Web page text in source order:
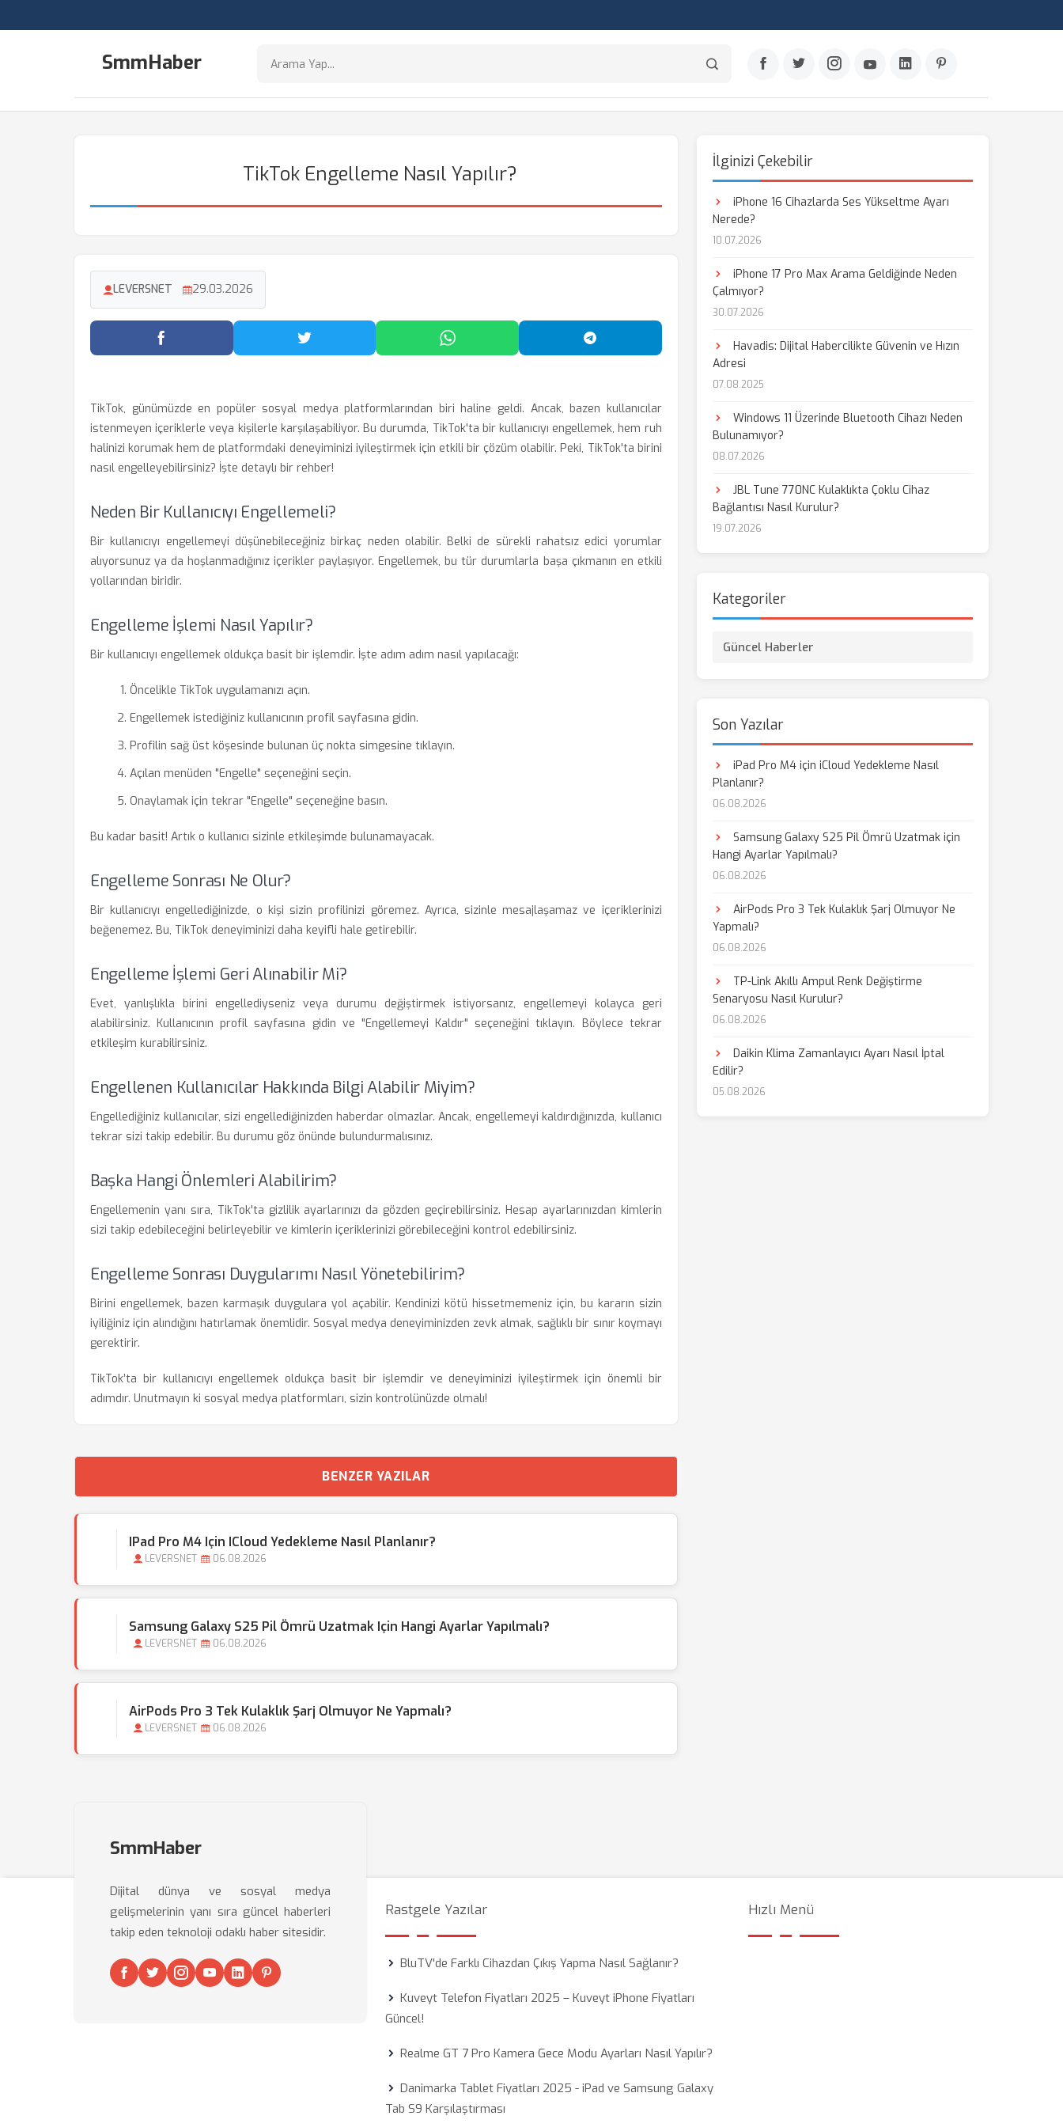
SmmHaber
TikTok Engelleme Nasıl Yapılır?
LEVERSNET 29.03.2026
Facebook'ta Paylaş Twitter'da Paylaş WhatsApp'ta Paylaş Telegram'da Paylaş
TikTok, günümüzde en popüler sosyal medya platformlarından biri haline geldi. Ancak, bazen kullanıcılar
istenmeyen içeriklerle veya kişilerle karşılaşabiliyor. Bu durumda, TikTok'ta bir kullanıcıyı engellemek, hem ruh
halinizi korumak hem de platformdaki deneyiminizi iyileştirmek için etkili bir çözüm olabilir. Peki, TikTok'ta birini
nasıl engelleyebilirsiniz? İşte detaylı bir rehber!
Neden Bir Kullanıcıyı Engellemeli?
Bir kullanıcıyı engellemeyi düşünebileceğiniz birkaç neden olabilir. Belki de sürekli rahatsız edici yorumlar
alıyorsunuz ya da hoşlanmadığınız içerikler paylaşıyor. Engellemek, bu tür durumlarla başa çıkmanın en etkili
yollarından biridir.
Engelleme İşlemi Nasıl Yapılır?
Bir kullanıcıyı engellemek oldukça basit bir işlemdir. İşte adım adım nasıl yapılacağı:
Öncelikle TikTok uygulamanızı açın.
Engellemek istediğiniz kullanıcının profil sayfasına gidin.
Profilin sağ üst köşesinde bulunan üç nokta simgesine tıklayın.
Açılan menüden "Engelle" seçeneğini seçin.
Onaylamak için tekrar "Engelle" seçeneğine basın.
Bu kadar basit! Artık o kullanıcı sizinle etkileşimde bulunamayacak.
Engelleme Sonrası Ne Olur?
Bir kullanıcıyı engellediğinizde, o kişi sizin profilinizi göremez. Ayrıca, sizinle mesajlaşamaz ve içeriklerinizi
beğenemez. Bu, TikTok deneyiminizi daha keyifli hale getirebilir.
Engelleme İşlemi Geri Alınabilir Mi?
Evet, yanlışlıkla birini engellediyseniz veya durumu değiştirmek istiyorsanız, engellemeyi kolayca geri
alabilirsiniz. Kullanıcının profil sayfasına gidin ve "Engellemeyi Kaldır" seçeneğini tıklayın. Böylece tekrar
etkileşim kurabilirsiniz.
Engellenen Kullanıcılar Hakkında Bilgi Alabilir Miyim?
Engellediğiniz kullanıcılar, sizi engellediğinizden haberdar olmazlar. Ancak, engellemeyi kaldırdığınızda, kullanıcı
tekrar sizi takip edebilir. Bu durumu göz önünde bulundurmalısınız.
Başka Hangi Önlemleri Alabilirim?
Engellemenin yanı sıra, TikTok'ta gizlilik ayarlarınızı da gözden geçirebilirsiniz. Hesap ayarlarınızdan kimlerin
sizi takip edebileceğini belirleyebilir ve kimlerin içeriklerinizi görebileceğini kontrol edebilirsiniz.
Engelleme Sonrası Duygularımı Nasıl Yönetebilirim?
Birini engellemek, bazen karmaşık duygulara yol açabilir. Kendinizi kötü hissetmemeniz için, bu kararın sizin
iyiliğiniz için alındığını hatırlamak önemlidir. Sosyal medya deneyiminizden zevk almak, sağlıklı bir sınır koymayı
gerektirir.
TikTok’ta bir kullanıcıyı engellemek oldukça basit bir işlemdir ve deneyiminizi iyileştirmek için önemli bir
adımdır. Unutmayın ki sosyal medya platformları, sizin kontrolünüzde olmalı!
BENZER YAZILAR
IPad Pro M4 Için ICloud Yedekleme Nasıl Planlanır?
LEVERSNET 06.08.2026
Samsung Galaxy S25 Pil Ömrü Uzatmak Için Hangi Ayarlar Yapılmalı?
LEVERSNET 06.08.2026
AirPods Pro 3 Tek Kulaklık Şarj Olmuyor Ne Yapmalı?
LEVERSNET 06.08.2026
İlginizi Çekebilir
iPhone 16 Cihazlarda Ses Yükseltme Ayarı
Nerede?
10.07.2026
iPhone 17 Pro Max Arama Geldiğinde Neden
Çalmıyor?
30.07.2026
Havadis: Dijital Habercilikte Güvenin ve Hızın
Adresi
07.08.2025
Windows 11 Üzerinde Bluetooth Cihazı Neden
Bulunamıyor?
08.07.2026
JBL Tune 770NC Kulaklıkta Çoklu Cihaz
Bağlantısı Nasıl Kurulur?
19.07.2026
Kategoriler
Güncel Haberler
Son Yazılar
iPad Pro M4 için iCloud Yedekleme Nasıl
Planlanır?
06.08.2026
Samsung Galaxy S25 Pil Ömrü Uzatmak için
Hangi Ayarlar Yapılmalı?
06.08.2026
AirPods Pro 3 Tek Kulaklık Şarj Olmuyor Ne
Yapmalı?
06.08.2026
TP-Link Akıllı Ampul Renk Değiştirme
Senaryosu Nasıl Kurulur?
06.08.2026
Daikin Klima Zamanlayıcı Ayarı Nasıl İptal
Edilir?
05.08.2026
SmmHaber
Dijital dünya ve sosyal medya
gelişmelerinin yanı sıra güncel haberleri
takip eden teknoloji odaklı haber sitesidir.
Rastgele Yazılar
BluTV'de Farklı Cihazdan Çıkış Yapma Nasıl Sağlanır?
Kuveyt Telefon Fiyatları 2025 – Kuveyt iPhone Fiyatları
Güncel!
Realme GT 7 Pro Kamera Gece Modu Ayarları Nasıl Yapılır?
Danimarka Tablet Fiyatları 2025 - iPad ve Samsung Galaxy
Tab S9 Karşılaştırması
Hızlı Menü